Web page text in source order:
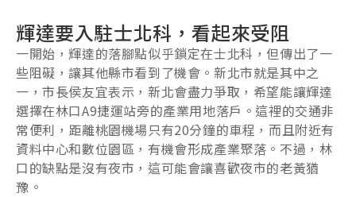
輝達要入駐士北科，看起來受阻
一開始，輝達的落腳點似乎鎖定在士北科，但傳出了一
些阻礙，讓其他縣市看到了機會。新北市就是其中之
一，市長侯友宜表示，新北會盡力爭取，希望能讓輝達
選擇在林口A9捷運站旁的產業用地落戶。這裡的交通非
常便利，距離桃園機場只有20分鐘的車程，而且附近有
資料中心和數位園區，有機會形成產業聚落。不過，林
口的缺點是沒有夜市，這可能會讓喜歡夜市的老黃猶
豫。